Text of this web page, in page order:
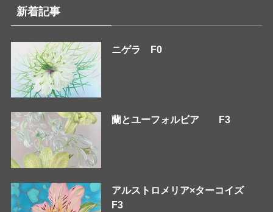
新着記事
ニゲラ F0
蘭とユーフォルビア F3
アルストロメリア×ターコイズ
F3